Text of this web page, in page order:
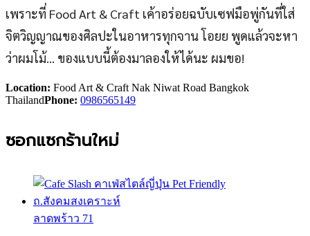
เพราะที่ Food Art & Craft เค้าอร่อยฉบับเซฟมือพู่กันที่ใส่
จิตวิญญาณของศิลปะในอาหารทุกจาน โอยย พูดแล้วจะหา
ว่าผมโม้... ของแบบนี้ต้องมาลองให้ได้นะ ผมขอ!
Location: Food Art & Craft Nak Niwat Road Bangkok
ThailandPhone: 0986565149
ซอกแซกร้านใหม่
ลาดพร้าว 71